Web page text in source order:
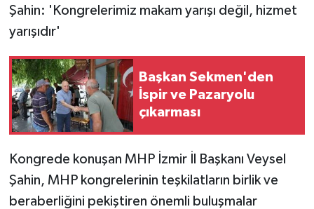
Şahin: 'Kongrelerimiz makam yarışı değil, hizmet
yarışıdır'
Başkan Sekmen'den
İspir ve Pazaryolu
çıkarması
Kongrede konuşan MHP İzmir İl Başkanı Veysel
Şahin, MHP kongrelerinin teşkilatların birlik ve
beraberliğini pekiştiren önemli buluşmalar